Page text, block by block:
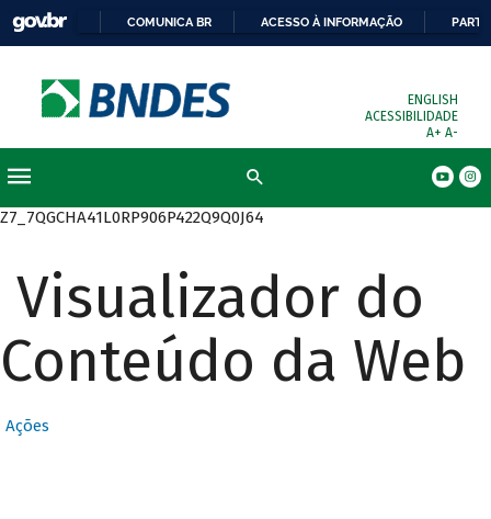
COMUNICA BR ACESSO À INFORMAÇÃO
ENGLISH
ACESSIBILIDADE
A+ A-
Z7_7QGCHA41L0RP906P422Q9Q0J64
Visualizador do
Conteúdo da Web
Ações